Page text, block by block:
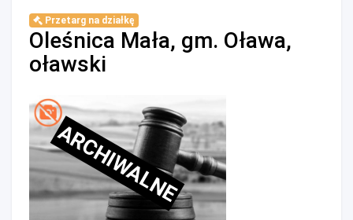
Przetarg na działkę
Oleśnica Mała, gm. Oława,
oławski
ARCHIWALNE